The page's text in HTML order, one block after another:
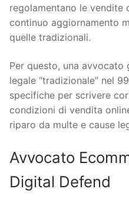
regolamentano le vendite
continuo aggiornamento
quelle tradizionali.
Per questo, una avvocato
legale “tradizionale” nel
specifiche per scrivere
condizioni di vendita
riparo da multe e cause
Avvocato
Digital Defend